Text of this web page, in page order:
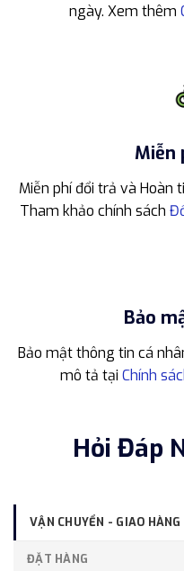
ngày. Xem thêm
Miễn
Miễn phí đổi trả và Hoàn
Tham khảo chính sách
Bảo
Bảo mật thông tin cá
mô tả tại Chính
Hỏi Đáp
VẬN CHUYỂN - GIAO HÀNG
ĐẶT HÀNG